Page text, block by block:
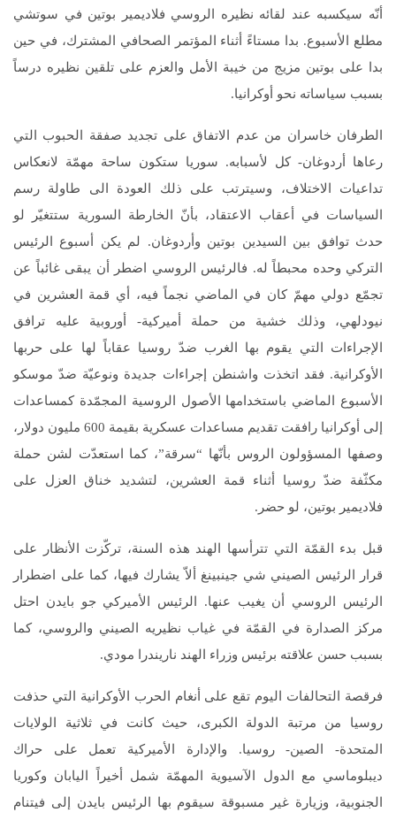
أنّه سيكسبه عند لقائه نظيره الروسي فلاديمير بوتين في سوتشي
مطلع الأسبوع. بدا مستاءً أثناء المؤتمر الصحافي المشترك، في حين
بدا على بوتين مزيج من خيبة الأمل والعزم على تلقين نظيره درساً
بسبب سياساته نحو أوكرانيا.
الطرفان خاسران من عدم الاتفاق على تجديد صفقة الحبوب التي
رعاها أردوغان- كل لأسبابه. سوريا ستكون ساحة مهمّة لانعكاس
تداعيات الاختلاف، وسيترتب على ذلك العودة الى طاولة رسم
السياسات في أعقاب الاعتقاد، بأنّ الخارطة السورية ستتغيّر لو
حدث توافق بين السيدين بوتين وأردوغان. لم يكن أسبوع الرئيس
التركي وحده محبطاً له. فالرئيس الروسي اضطر أن يبقى غائباً عن
تجمّع دولي مهمّ كان في الماضي نجماً فيه، أي قمة العشرين في
نيودلهي، وذلك خشية من حملة أميركية- أوروبية عليه ترافق
الإجراءات التي يقوم بها الغرب ضدّ روسيا عقاباً لها على حربها
الأوكرانية. فقد اتخذت واشنطن إجراءات جديدة ونوعيّة ضدّ موسكو
الأسبوع الماضي باستخدامها الأصول الروسية المجمّدة كمساعدات
إلى أوكرانيا رافقت تقديم مساعدات عسكرية بقيمة 600 مليون دولار،
وصفها المسؤولون الروس بأنّها “سرقة”، كما استعدّت لشن حملة
مكثّفة ضدّ روسيا أثناء قمة العشرين، لتشديد خناق العزل على
فلاديمير بوتين، لو حضر.
قبل بدء القمّة التي تترأسها الهند هذه السنة، تركّزت الأنظار على
قرار الرئيس الصيني شي جينبينغ ألاّ يشارك فيها، كما على اضطرار
الرئيس الروسي أن يغيب عنها. الرئيس الأميركي جو بايدن احتل
مركز الصدارة في القمّة في غياب نظيريه الصيني والروسي، كما
بسبب حسن علاقته برئيس وزراء الهند ناريندرا مودي.
فرقصة التحالفات اليوم تقع على أنغام الحرب الأوكرانية التي حذفت
روسيا من مرتبة الدولة الكبرى، حيث كانت في ثلاثية الولايات
المتحدة- الصين- روسيا. والإدارة الأميركية تعمل على حراك
ديبلوماسي مع الدول الآسيوية المهمّة شمل أخيراً اليابان وكوريا
الجنوبية، وزيارة غير مسبوقة سيقوم بها الرئيس بايدن إلى فيتنام